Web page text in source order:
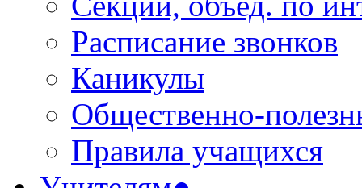
Расписание звонков
Каникулы
Общественно-
Правила учащихся